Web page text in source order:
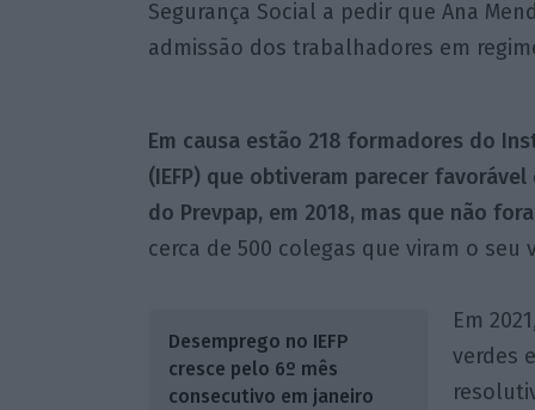
Segurança Social a pedir que Ana
admissão dos trabalhadores em
Em causa estão 218 formadores do
(IEFP) que obtiveram parecer
do Prevpap, em 2018, mas que não
cerca de 500 colegas que viram o
Desemprego no IEFP
cresce pelo 6º mês
consecutivo em janeiro
Em
verdes